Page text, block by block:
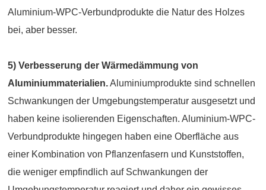
Aluminium-WPC-Verbundprodukte die Natur des Holzes
bei, aber besser.
5) Verbesserung der Wärmedämmung von
Aluminiummaterialien.Aluminiumprodukte sind schnellen
Schwankungen der Umgebungstemperatur ausgesetzt und
haben keine isolierenden Eigenschaften. Aluminium-WPC-
Verbundprodukte hingegen haben eine Oberfläche aus
einer Kombination von Pflanzenfasern und Kunststoffen,
die weniger empfindlich auf Schwankungen der